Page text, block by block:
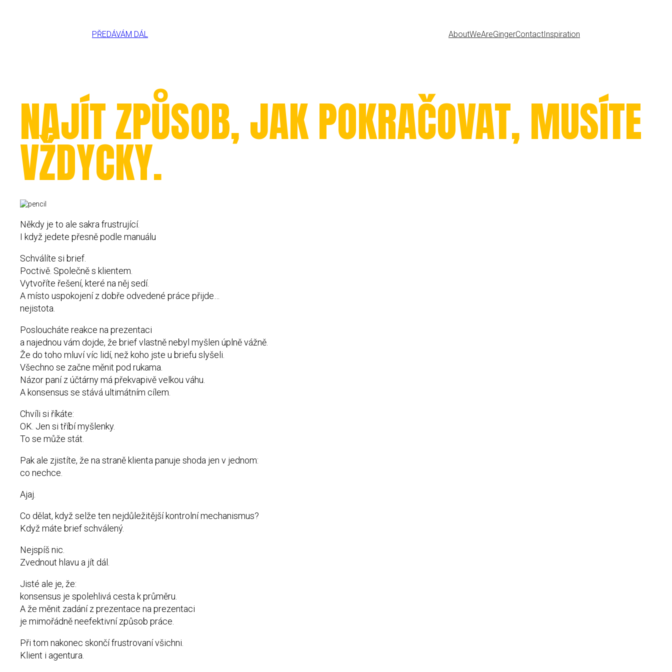
PŘEDÁVÁM DÁL AboutWeAreGingerContact Inspiration
NAJÍT ZPŮSOB, JAK POKRAČOVAT, MUSÍTE
VŽDYCKY.
Někdy je to ale sakra frustrující.
I když jedete přesně podle manuálu
Schválíte si brief.
Poctivě. Společně s klientem.
Vytvoříte řešení, které na něj sedí.
A místo uspokojení z dobře odvedené práce přijde…
nejistota.
Posloucháte reakce na prezentaci
a najednou vám dojde, že brief vlastně nebyl myšlen úplně vážně.
Že do toho mluví víc lidí, než koho jste u briefu slyšeli.
Všechno se začne měnit pod rukama.
Názor paní z účtárny má překvapivě velkou váhu.
A konsensus se stává ultimátním cílem.
Chvíli si říkáte:
OK. Jen si tříbí myšlenky.
To se může stát.
Pak ale zjistíte, že na straně klienta panuje shoda jen v jednom:
co nechce.
Ajaj.
Co dělat, když selže ten nejdůležitější kontrolní mechanismus?
Když máte brief schválený.
Nejspíš nic.
Zvednout hlavu a jít dál.
Jisté ale je, že:
konsensus je spolehlivá cesta k průměru.
A že měnit zadání z prezentace na prezentaci
je mimořádně neefektivní způsob práce.
Při tom nakonec skončí frustrovaní všichni.
Klient i agentura.